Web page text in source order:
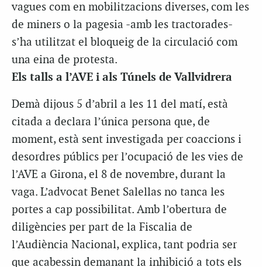
vagues com en mobilitzacions diverses, com les
de miners o la pagesia -amb les tractorades-
s’ha utilitzat el bloqueig de la circulació com
una eina de protesta.
Els talls a l’AVE i als Túnels de Vallvidrera
Demà dijous 5 d’abril a les 11 del matí, està
citada a declara l’única persona que, de
moment, està sent investigada per coaccions i
desordres públics per l’ocupació de les vies de
l’AVE a Girona, el 8 de novembre, durant la
vaga. L’advocat Benet Salellas no tanca les
portes a cap possibilitat. Amb l’obertura de
diligències per part de la Fiscalia de
l’Audiència Nacional, explica, tant podria ser
que acabessin demanant la inhibició a tots els